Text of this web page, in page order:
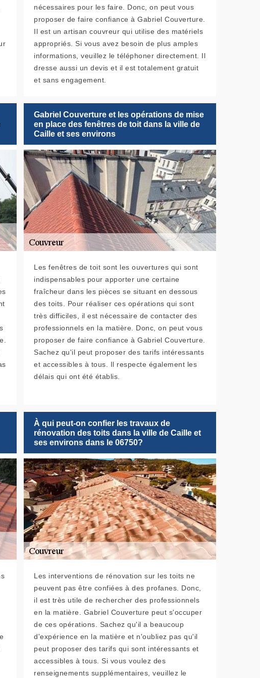
nécessaires pour les faire. Donc, on peut vous
proposer de faire confiance à Gabriel Couverture.
Il est un artisan couvreur qui utilise des matériels
appropriés. Si vous avez besoin de plus amples
informations, veuillez le téléphoner directement. Il
dresse aussi un devis et il est totalement gratuit
et sans engagement.
Gabriel Couverture et les opérations de mise
en place des fenêtres de toit dans la ville de
Caille et ses environs
Les fenêtres de toit sont les ouvertures qui sont
indispensables pour apporter une certaine
fraîcheur dans les pièces se situant en dessous
des toits. Pour réaliser ces opérations qui sont
très difficiles, il est nécessaire de contacter des
professionnels en la matière. Donc, on peut vous
proposer de faire confiance à Gabriel Couverture.
Sachez qu'il peut proposer des tarifs intéressants
et accessibles à tous. Il respecte également les
délais qui ont été établis.
À qui peut-on confier les travaux de
rénovation des toits dans la ville de Caille et
ses environs dans le 06750?
Les interventions de rénovation sur les toits ne
peuvent pas être confiées à des profanes. Donc,
il est très utile de rechercher des professionnels
en la matière. Gabriel Couverture peut s'occuper
de ces opérations. Sachez qu'il a beaucoup
d'expérience en la matière et n'oubliez pas qu'il
peut proposer des tarifs qui sont intéressants et
accessibles à tous. Si vous voulez des
renseignements supplémentaires, veuillez le